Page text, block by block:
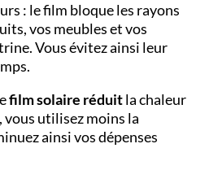
: le film bloque les rayons
vos meubles et vos
Vous évitez ainsi leur
film solaire réduitla chaleur
vous utilisez moins la
ainsi vos dépenses